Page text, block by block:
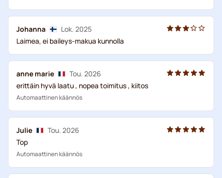
Johanna
Lok. 2025
Laimea, ei baileys-makua kunnolla
anne marie
Tou. 2026
erittäin hyvä laatu , nopea toimitus , kiitos
Automaattinen käännös
Julie
Tou. 2026
Top
Automaattinen käännös